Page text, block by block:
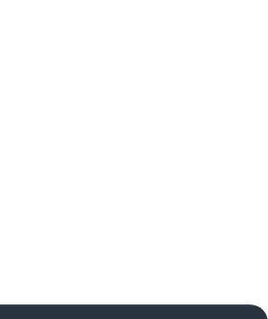
Zurück nach oben